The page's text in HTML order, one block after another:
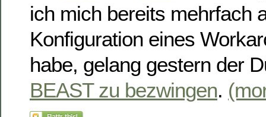
ich mich bereits mehrfach
Konfiguration eines
habe, gelang gestern der
BEAST zu bezwingen.